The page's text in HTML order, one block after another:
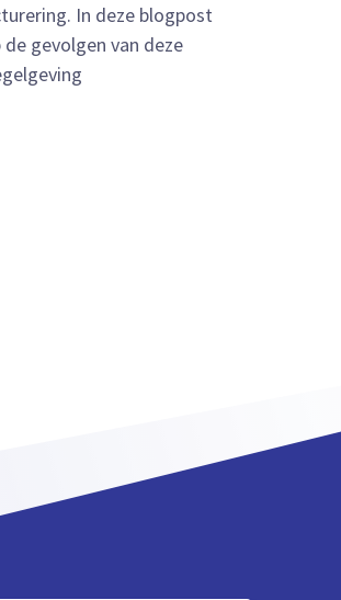
In deze blogpost
gevolgen van deze